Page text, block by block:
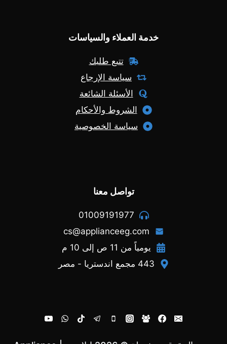
خدمة العملاء والسياسات
تتبع طلبك
سياسة الإرجاع
الأسئلة الشائعة
الشروط والأحكام
سياسة الخصوصية
تواصل معنا
01009191977
cs@applianceeg.com
يومياً من 11 ص إلى 10 م
443 مجمع اندستريا - مصر